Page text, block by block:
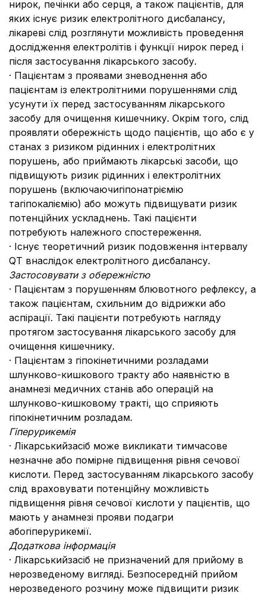
нирок, печінки або серця, а також пацієнтів, для
яких існує ризик електролітного дисбалансу,
лікареві слід розглянути можливість проведення
дослідження електролітів і функції нирок перед і
після застосування лікарського засобу.
· Пацієнтам з проявами зневоднення або
пацієнтам із електролітними порушеннями слід
усунути їх перед застосуванням лікарського
засобу для очищення кишечнику. Окрім того, слід
проявляти обережність щодо пацієнтів, що або є у
станах з ризиком рідинних і електролітних
порушень, або приймають лікарські засоби, що
підвищують ризик рідинних і електролітних
порушень (включаючигіпонатріємію
тагіпокаліємію) або можуть підвищувати ризик
потенційних ускладнень. Такі пацієнти
потребують належного спостереження.
· Існує теоретичний ризик подовження інтервалу
QT внаслідок електролітного дисбалансу.
Застосовувати з обережністю
· Пацієнтам з порушенням блювотного рефлексу, а
також пацієнтам, схильним до відрижки або
аспірації. Такі пацієнти потребують нагляду
протягом застосування лікарського засобу для
очищення кишечнику.
· Пацієнтам з гіпокінетичними розладами
шлунково-кишкового тракту або наявністю в
анамнезі медичних станів або операцій на
шлунково-кишковому тракті, що сприяють
гіпокінетичним розладам.
Гіперурикемія
· Лікарськийзасіб може викликати тимчасове
незначне або помірне підвищення рівня сечової
кислоти. Перед застосуванням лікарського засобу
слід враховувати потенційну можливість
підвищення рівня сечової кислоти у пацієнтів, що
мають у анамнезі прояви подагри
абогіперурикемії.
Додаткова інформація
· Лікарськийзасіб не призначений для прийому в
нерозведеному вигляді. Безпосередній прийом
нерозведеного розчину може підвищити ризик